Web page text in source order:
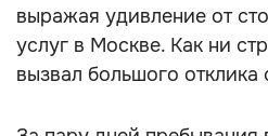
выражая удивление от
услуг в Москве. Как ни
вызвал большого